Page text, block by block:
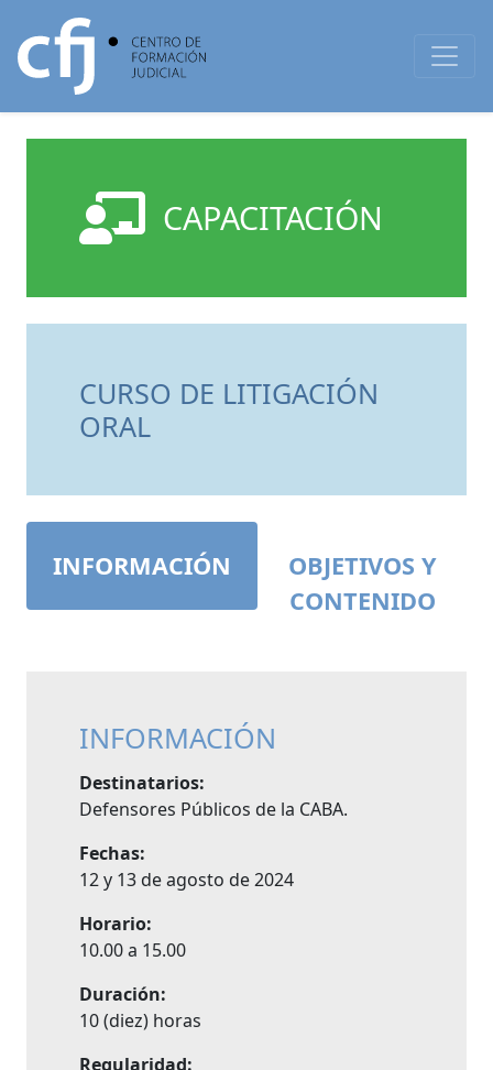
CAPACITACIÓN
CURSO DE LITIGACIÓN
ORAL
INFORMACIÓN
OBJETIVOS Y
CONTENIDO
INFORMACIÓN
Destinatarios:
Defensores Públicos de la CABA.
Fechas:
12 y 13 de agosto de 2024
Horario:
10.00 a 15.00
Duración:
10 (diez) horas
Regularidad: